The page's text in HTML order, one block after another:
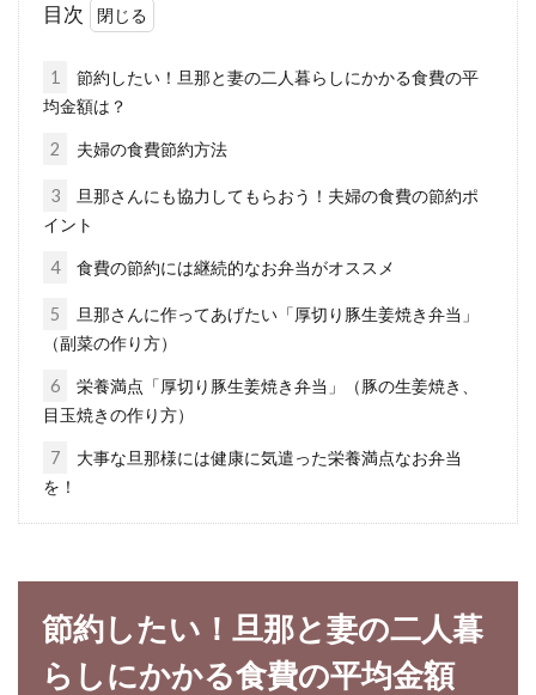
呆れる人...
使い方はあなた次第！便利な麦茶の
皆さん、麦茶は好きですか？国民的な飲み物と
ご飯2合は茶碗何杯分？カロリーや
ています...
目次
1
節約したい！旦那と妻の二人暮らしにかかる食費の平
均金額は？
2 夫婦の食費節約方法
3
旦那さんにも協力してもらおう！夫婦の食費の節約ポ
イント
4 食費の節約には継続的なお弁当がオススメ
5
旦那さんに作ってあげたい「厚切り豚生姜焼き弁当」
（副菜の作り方）
6
栄養満点「厚切り豚生姜焼き弁当」（豚の生姜焼き、
目玉焼きの作り方）
7
大事な旦那様には健康に気遣った栄養満点なお弁当
を！
節約したい！旦那と妻の二人暮
らしにかかる食費の平均金額